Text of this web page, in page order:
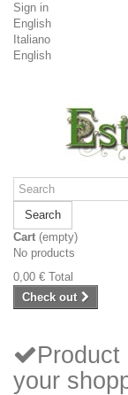
Sign in
English
Italiano
English
Search
Cart (empty)
No products
0,00 € Total
Check out
your